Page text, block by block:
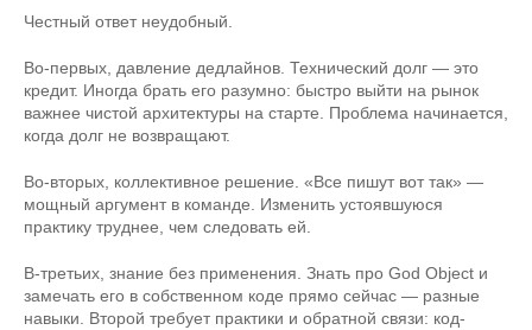
Честный ответ неудобный.
Во-первых, давление дедлайнов. Технический долг — это
кредит. Иногда брать его разумно: быстро выйти на рынок
важнее чистой архитектуры на старте. Проблема начинается,
когда долг не возвращают.
Во-вторых, коллективное решение. «Все пишут вот так» —
мощный аргумент в команде. Изменить устоявшуюся
практику труднее, чем следовать ей.
В-третьих, знание без применения. Знать про God Object и
замечать его в собственном коде прямо сейчас — разные
навыки. Второй требует практики и обратной связи: код-